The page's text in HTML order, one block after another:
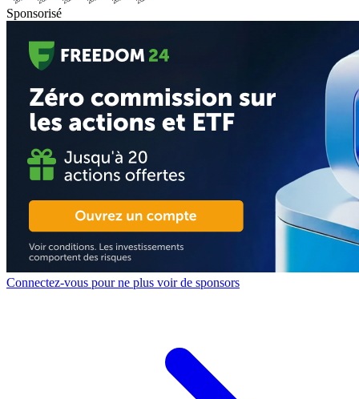
Sponsorisé
Connectez-vous pour ne plus voir de sponsors